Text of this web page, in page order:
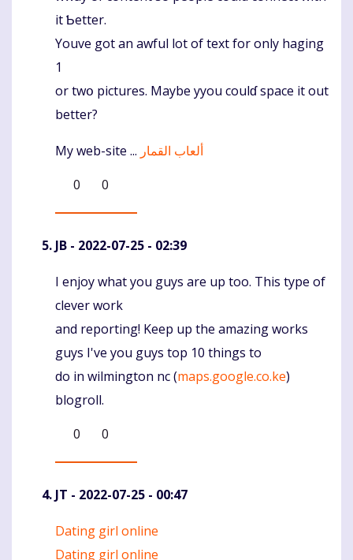
it Ƅetter.
Youve got an awful lot оf text for only haging
1
or twօ pictures. Maybe yyou coulɗ space it out
better?
My web-site ... ألعاب القمار
0
0
JB - 2022-07-25 - 02:39
Komentaras
I enjoy what you guys are up too. This type of
clever work
and reporting! Keep up the amazing works
guys I've you guys top 10 things to
do in wilmington nc (maps.google.co.ke)
blogroll.
0
0
JT - 2022-07-25 - 00:47
Komentaras
Dating girl online
Dating girl online